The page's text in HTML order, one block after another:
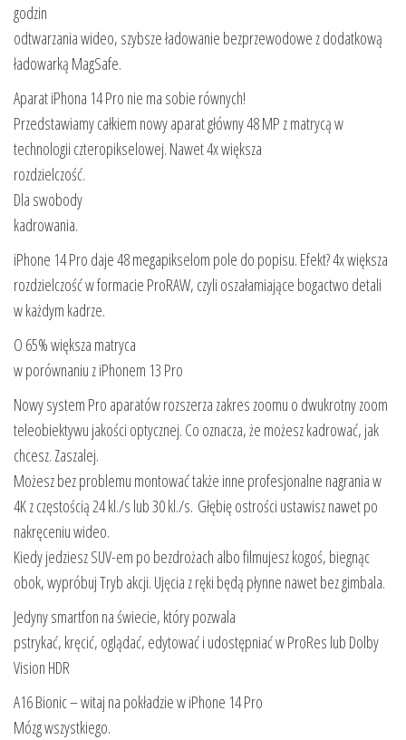
godzin
odtwarzania wideo, szybsze ładowanie bezprzewodowe z dodatkową
ładowarką MagSafe.
Aparat iPhona 14 Pro nie ma sobie równych!
Przedstawiamy całkiem nowy aparat główny 48 MP z matrycą w
technologii czteropikselowej. Nawet 4x większa
rozdzielczość.
Dla swobody
kadrowania.
iPhone 14 Pro daje 48 megapikselom pole do popisu. Efekt? 4x większa
rozdzielczość w formacie ProRAW, czyli oszałamiające bogactwo detali
w każdym kadrze.
O 65% większa matryca
w porównaniu z iPhonem 13 Pro
Nowy system Pro aparatów rozszerza zakres zoomu o dwukrotny zoom
teleobiektywu jakości optycznej. Co oznacza, że możesz kadrować, jak
chcesz. Zaszalej.
Możesz bez problemu montować także inne profesjonalne nagrania w
4K z częstością 24 kl./s lub 30 kl./s. Głębię ostrości ustawisz nawet po
nakręceniu wideo.
Kiedy jedziesz SUV-em po bezdrożach albo filmujesz kogoś, biegnąc
obok, wypróbuj Tryb akcji. Ujęcia z ręki będą płynne nawet bez gimbala.
Jedyny smartfon na świecie, który pozwala
pstrykać, kręcić, oglądać, edytować i udostępniać w ProRes lub Dolby
Vision HDR
A16 Bionic – witaj na pokładzie w iPhone 14 Pro
Mózg wszystkiego.